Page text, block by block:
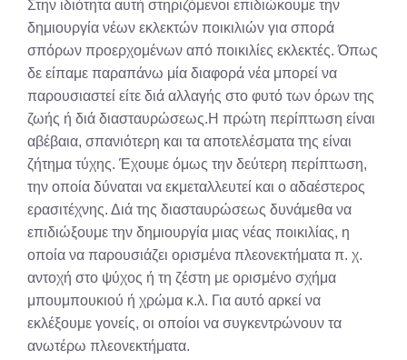
Στην ιδιότητα αυτή στηριζόμενοι επιδιώκουμε την
δημιουργία νέων εκλεκτών ποικιλιών για σπορά
σπόρων προερχομένων από ποικιλίες εκλεκτές. Όπως
δε είπαμε παραπάνω μία διαφορά νέα μπορεί να
παρουσιαστεί είτε διά αλλαγής στο φυτό των όρων της
ζωής ή διά διασταυρώσεως.Η πρώτη περίπτωση είναι
αβέβαια, σπανιότερη και τα αποτελέσματα της είναι
ζήτημα τύχης. Έχουμε όμως την δεύτερη περίπτωση,
την οποία δύναται να εκμεταλλευτεί και ο αδαέστερος
ερασιτέχνης. Διά της διασταυρώσεως δυνάμεθα να
επιδιώξουμε την δημιουργία μιας νέας ποικιλίας, η
οποία να παρουσιάζει ορισμένα πλεονεκτήματα π. χ.
αντοχή στο ψύχος ή τη ζέστη με ορισμένο σχήμα
μπουμπουκιού ή χρώμα κ.λ. Για αυτό αρκεί να
εκλέξουμε γονείς, οι οποίοι να συγκεντρώνουν τα
ανωτέρω πλεονεκτήματα.